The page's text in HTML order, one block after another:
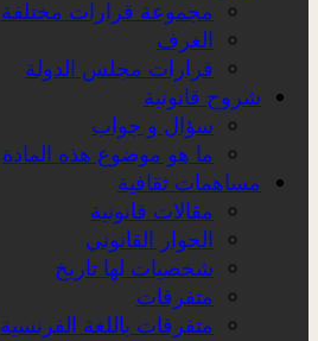
مجموعة قرارات مختلفة
الغرف
قرارات مجلس الدولة
شروح قانونية
سؤال و جواب
ما هو موضوع هذه المادة
مساهمات ثقافية
مقالات قانونية
الحوار القانوني
شخصيات لها تاريخ
متفرقات
متفرقات باللغة الفرنسية